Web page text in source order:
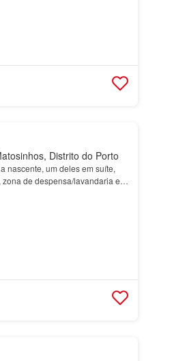
Distrito do Porto
nascente, um deles em suíte,
de despensa/lavandaria e